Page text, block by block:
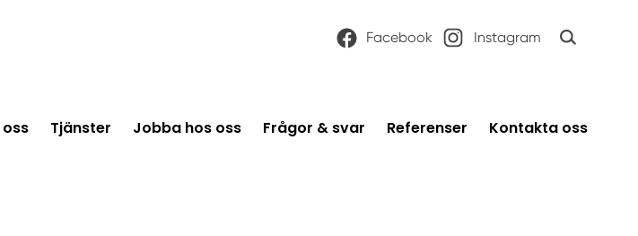
Facebook Instagram
oss Tjänster Jobba hos oss Frågor & svar Referenser Kontakta oss